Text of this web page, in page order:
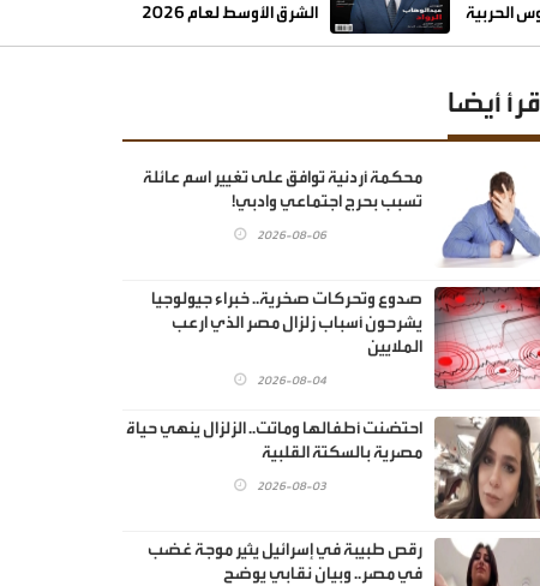
الحربية
الشرق الأوسط لعام 2026
أيضا
محكمة أردنية توافق على تغيير اسم عائلة
تسبب بحرج اجتماعي وادبي!
2026-08-06
صدوع وتحركات صخرية.. خبراء جيولوجيا
يشرحون أسباب زلزال مصر الذي ارعب
الملايين
2026-08-04
احتضنت أطفالها وماتت.. الزلزال ينهي حياة
مصرية بالسكتة القلبية
2026-08-03
رقص طبيبة في إسرائيل يثير موجة غضب
في مصر.. وبيان نقابي يوضح